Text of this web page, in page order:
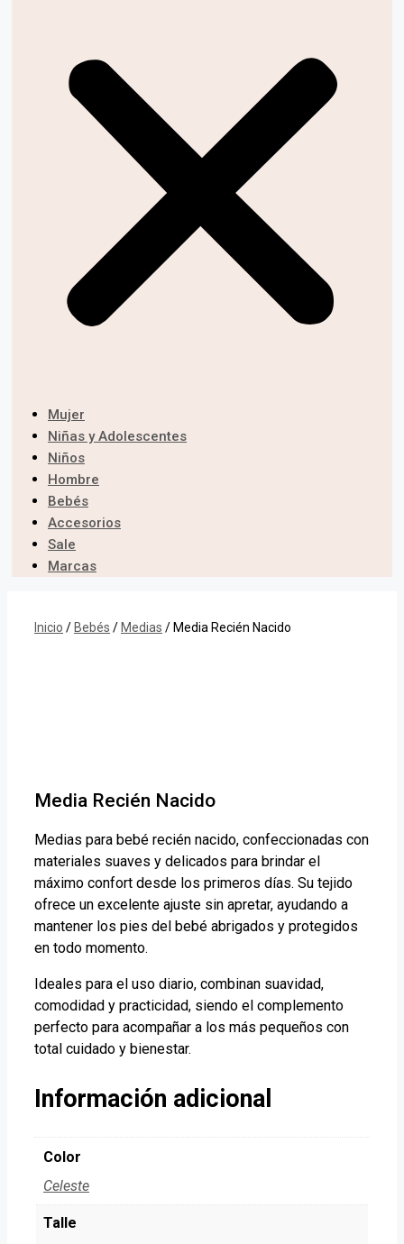
Mujer
Niñas y Adolescentes
Niños
Hombre
Bebés
Accesorios
Sale
Marcas
Inicio / Bebés / Medias / Media Recién Nacido
Media Recién Nacido
Medias para bebé recién nacido, confeccionadas con
materiales suaves y delicados para brindar el
máximo confort desde los primeros días. Su tejido
ofrece un excelente ajuste sin apretar, ayudando a
mantener los pies del bebé abrigados y protegidos
en todo momento.
Ideales para el uso diario, combinan suavidad,
comodidad y practicidad, siendo el complemento
perfecto para acompañar a los más pequeños con
total cuidado y bienestar.
Información adicional
Color
Celeste
Talle